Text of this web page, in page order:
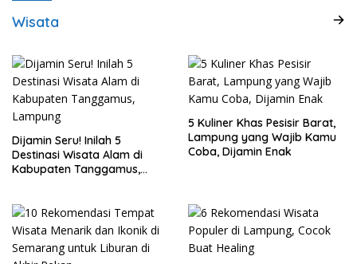
Wisata
Dijamin Seru! Inilah 5
Destinasi Wisata Alam di
Kabupaten Tanggamus,
5 Kuliner Khas Pesisir Barat,
Lampung yang Wajib Kamu
Coba, Dijamin Enak